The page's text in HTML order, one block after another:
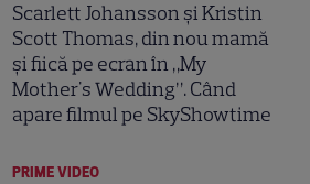
Scarlett Johansson și Kristin
Scott Thomas, din nou mamă
și fiică pe ecran în „My
Mother's Wedding”. Când
apare filmul pe SkyShowtime
PRIME VIDEO